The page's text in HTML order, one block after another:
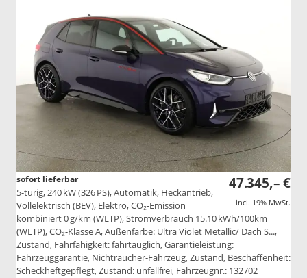
47.345,– €
incl. 19% MwSt.
sofort lieferbar
5-türig, 240 kW (326 PS), Automatik, Heckantrieb,
Vollelektrisch (BEV), Elektro, CO₂-Emission
kombiniert 0 g/km (WLTP), Stromverbrauch 15.10 kWh/100km
(WLTP), CO₂-Klasse A, Außenfarbe: Ultra Violet Metallic/ Dach S...,
Zustand, Fahrfähigkeit: fahrtauglich, Garantieleistung:
Fahrzeuggarantie, Nichtraucher-Fahrzeug, Zustand, Beschaffenheit:
Scheckheftgepflegt, Zustand: unfallfrei, Fahrzeugnr.: 132702